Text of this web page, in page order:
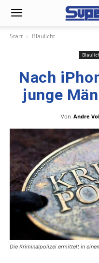
Start Blaulicht
Nach
junge
Von Andre
Die Kriminalpolizei ermittelt in